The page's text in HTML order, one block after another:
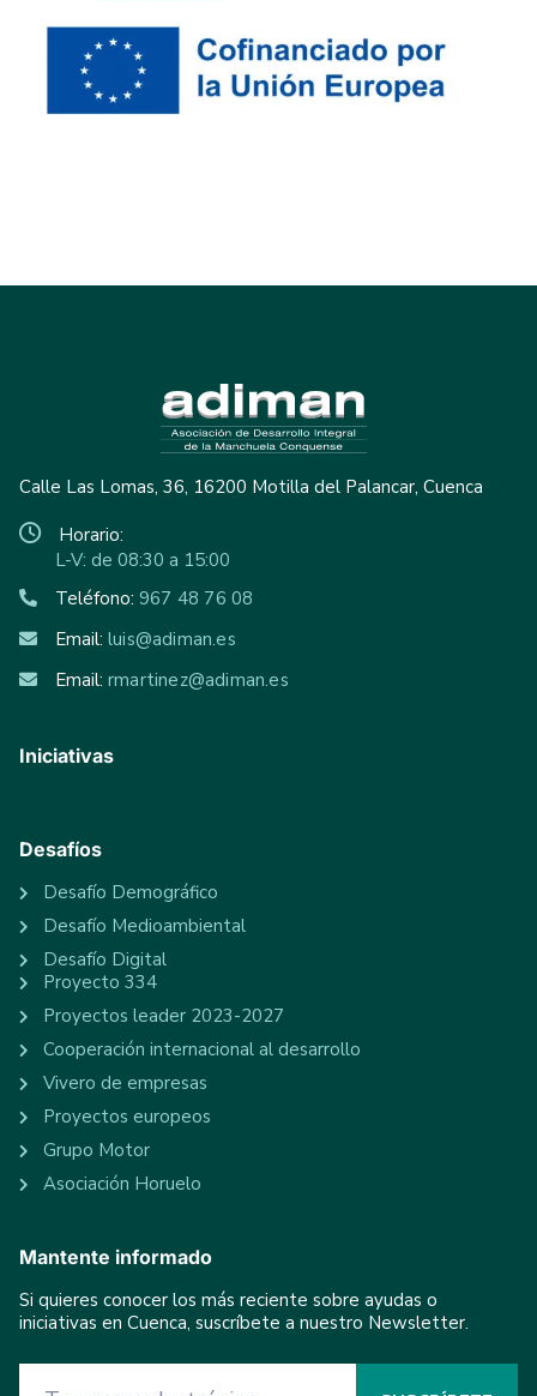
Calle Las Lomas, 36, 16200 Motilla del Palancar, Cuenca
Horario:
L-V: de 08:30 a 15:00
Teléfono: 967 48 76 08
Email: luis@adiman.es
Email: rmartinez@adiman.es
Iniciativas
Desafíos
Desafío Demográfico
Desafío Medioambiental
Desafío Digital
Proyecto 334
Proyectos leader 2023-2027
Cooperación internacional al desarrollo
Vivero de empresas
Proyectos europeos
Grupo Motor
Asociación Horuelo
Mantente informado
Si quieres conocer los más reciente sobre ayudas o
iniciativas en Cuenca, suscríbete a nuestro Newsletter.